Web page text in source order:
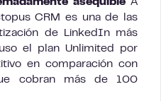
asequibleA
CRM es una de las
de LinkedIn más
el plan Unlimited por
en comparación con
cobran más de 100